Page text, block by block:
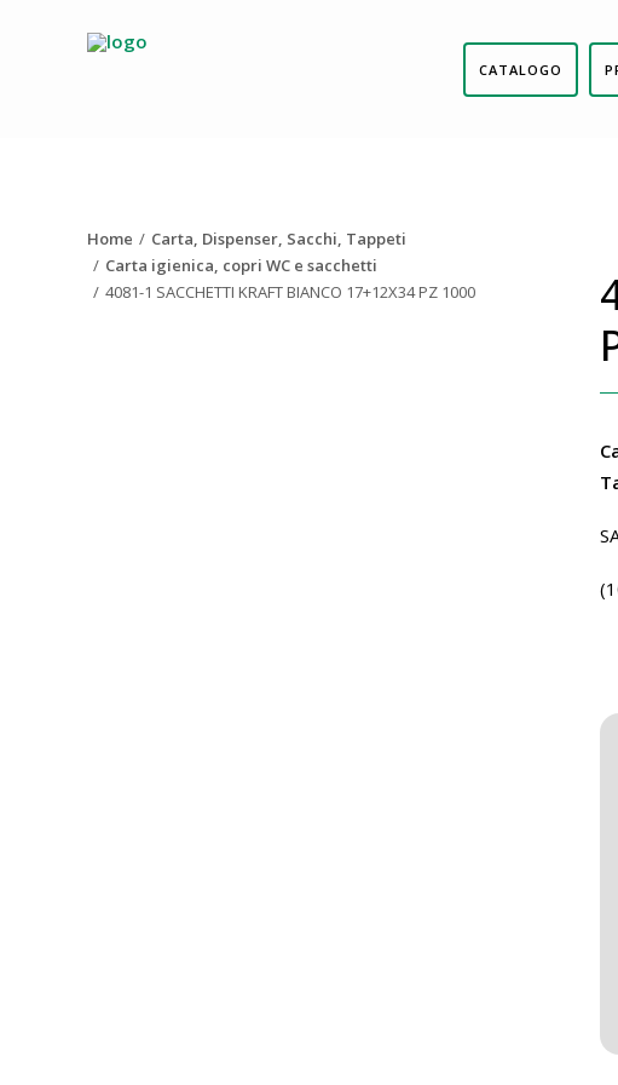
CATALOGO
Home
Carta, Dispenser, Sacchi, Tappeti
Carta igienica, copri WC e sacchetti
4081-1 SACCHETTI KRAFT BIANCO 17+12X34 PZ 1000